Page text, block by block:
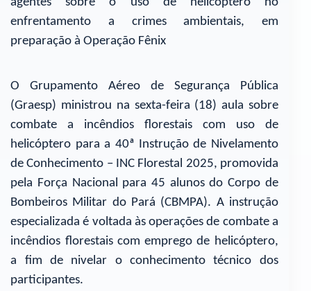
enfrentamento a crimes ambientais, em
preparação à Operação Fênix
O Grupamento Aéreo de Segurança Pública
(Graesp) ministrou na sexta-feira (18) aula sobre
combate a incêndios florestais com uso de
helicóptero para a 40ª Instrução de Nivelamento
de Conhecimento – INC Florestal 2025, promovida
pela Força Nacional para 45 alunos do Corpo de
Bombeiros Militar do Pará (CBMPA). A instrução
especializada é voltada às operações de combate a
incêndios florestais com emprego de helicóptero,
a fim de nivelar o conhecimento técnico dos
participantes.